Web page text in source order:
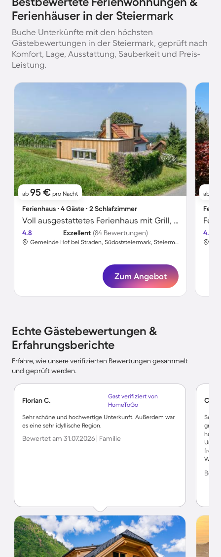
Ferienhäuser in der Steiermark
Buche Unterkünfte mit den höchsten
Gästebewertungen in der Steiermark, geprüft nach
Komfort, Lage, Ausstattung, Sauberkeit und Preis-
Leistung.
ab 95 € pro Nacht
Ferienhaus ∙ 4 Gäste ∙ 2 Schlafzimmer
Voll ausgestattetes Ferienhaus mit Grill, Garten und Terrasse | Panoramablick | Haustierfreundlich
4.8 Exzellent (84 Bewertungen)
Gemeinde Hof bei Straden, Südoststeiermark, Steiermark
Zum Angebot
ab
4.8
Echte Gästebewertungen &
Erfahrungsberichte
Erfahre, wie unsere verifizierten Bewertungen gesammelt
und geprüft werden.
Florian C.
Gast verifiziert von
HomeToGo
Sehr schöne und hochwertige Unterkunft. Außerdem war
es eine sehr idyllische Region.
Bewertet am 31.07.2026 | Familie
Sehr
hat
der